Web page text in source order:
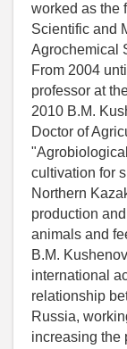
worked as the
Scientific and
Agrochemical
From 2004
professor at
2010 B.M.
Doctor of
cultivation for
Northern
production
animals and
B.M.
international
relationship
Russia,
increasing the